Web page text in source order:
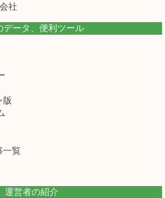
社
データ、便利ツール
版
一覧
運営者の紹介